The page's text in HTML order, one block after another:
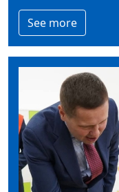
See more